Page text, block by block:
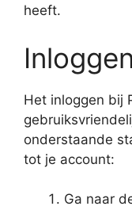
heeft.
Het inloggen bij
onderstaande
tot je account:
Ga naar